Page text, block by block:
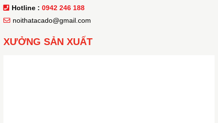
Hotline : 0942 246 188
noithatacado@gmail.com
XƯỞNG SẢN XUẤT